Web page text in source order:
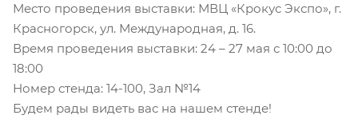
Место проведения выставки: МВЦ «Крокус Экспо», г.
Красногорск, ул. Международная, д. 16.
Время проведения выставки: 24 – 27 мая с 10:00 до
18:00
Номер стенда: 14-100, Зал №14
Будем рады видеть вас на нашем стенде!